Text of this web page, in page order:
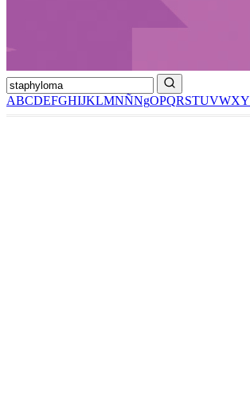
ABCDEFGHIJKLMNÑNgOPQRSTUVWXY